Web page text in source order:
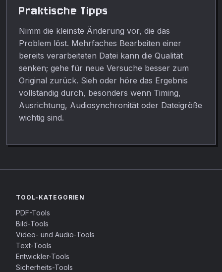
Praktische Tipps
Nimm die kleinste Änderung vor, die das
Problem löst. Mehrfaches Bearbeiten einer
bereits verarbeiteten Datei kann die Qualität
senken; gehe für neue Versuche besser zum
Original zurück. Sieh oder höre das Ergebnis
vollständig durch, besonders wenn Timing,
Ausrichtung, Audiosynchronität oder Dateigröße
wichtig sind.
TOOL-KATEGORIEN
PDF-Tools
Bild-Tools
Video- und Audio-Tools
Text-Tools
Entwickler-Tools
Sicherheits-Tools